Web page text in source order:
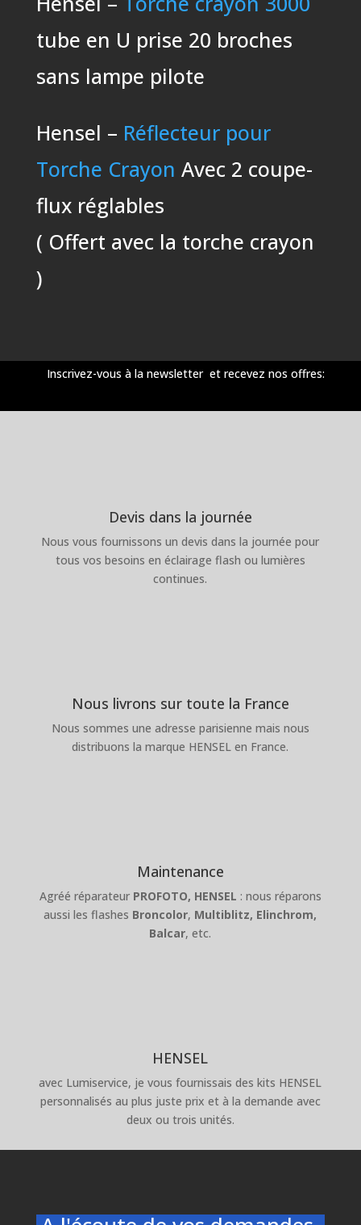
tube en U prise 20 broches
sans lampe pilote
Hensel – Réflecteur pour
Torche Crayon Avec 2 coupe-
flux réglables
( Offert avec la torche crayon
)
Inscrivez-vous à la newsletter et recevez nos offres:
Devis dans la journée
Nous vous fournissons un devis dans la journée pour
tous vos besoins en éclairage flash ou lumières
continues.
Nous livrons sur toute la France
Nous sommes une adresse parisienne mais nous
distribuons la marque HENSEL en France.
Maintenance
Agréé réparateur PROFOTO, HENSEL : nous réparons
aussi les flashes Broncolor, Multiblitz, Elinchrom,
Balcar, etc.
HENSEL
avec Lumiservice, je vous fournissais des kits HENSEL
personnalisés au plus juste prix et à la demande avec
deux ou trois unités.